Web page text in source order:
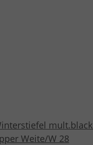
Weite/W 28